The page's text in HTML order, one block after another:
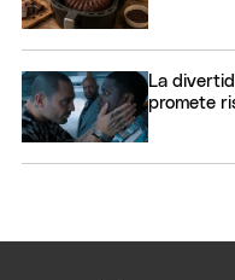
La
promete